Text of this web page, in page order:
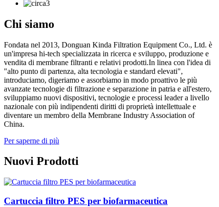
Chi siamo
Fondata nel 2013, Donguan Kinda Filtration Equipment Co., Ltd. è
un'impresa hi-tech specializzata in ricerca e sviluppo, produzione e
vendita di membrane filtranti e relativi prodotti.In linea con l'idea di
"alto punto di partenza, alta tecnologia e standard elevati",
introduciamo, digeriamo e assorbiamo in modo proattivo le più
avanzate tecnologie di filtrazione e separazione in patria e all'estero,
sviluppiamo nuovi dispositivi, tecnologie e processi leader a livello
nazionale con più indipendenti diritti di proprietà intellettuale e
diventare un membro della Membrane Industry Association of
China.
Per saperne di più
Nuovi Prodotti
Cartuccia filtro PES per biofarmaceutica